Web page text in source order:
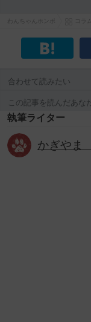
合わせて読みたい
この記事を読んだあな
執筆ライター
かぎや